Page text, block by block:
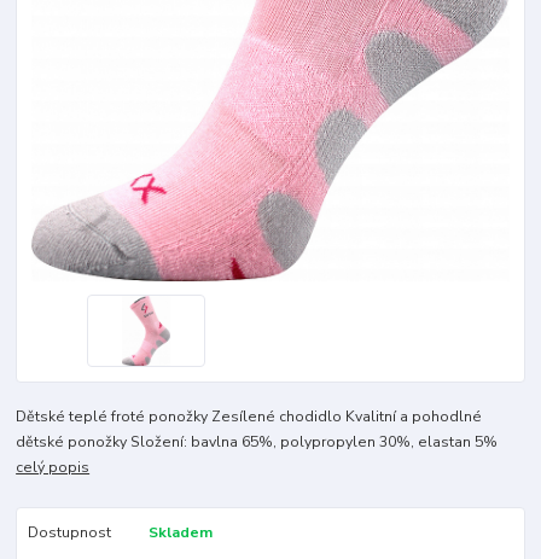
Dětské teplé froté ponožky Zesílené chodidlo Kvalitní a pohodlné
dětské ponožky Složení: bavlna 65%, polypropylen 30%, elastan 5%
celý popis
Dostupnost
Skladem